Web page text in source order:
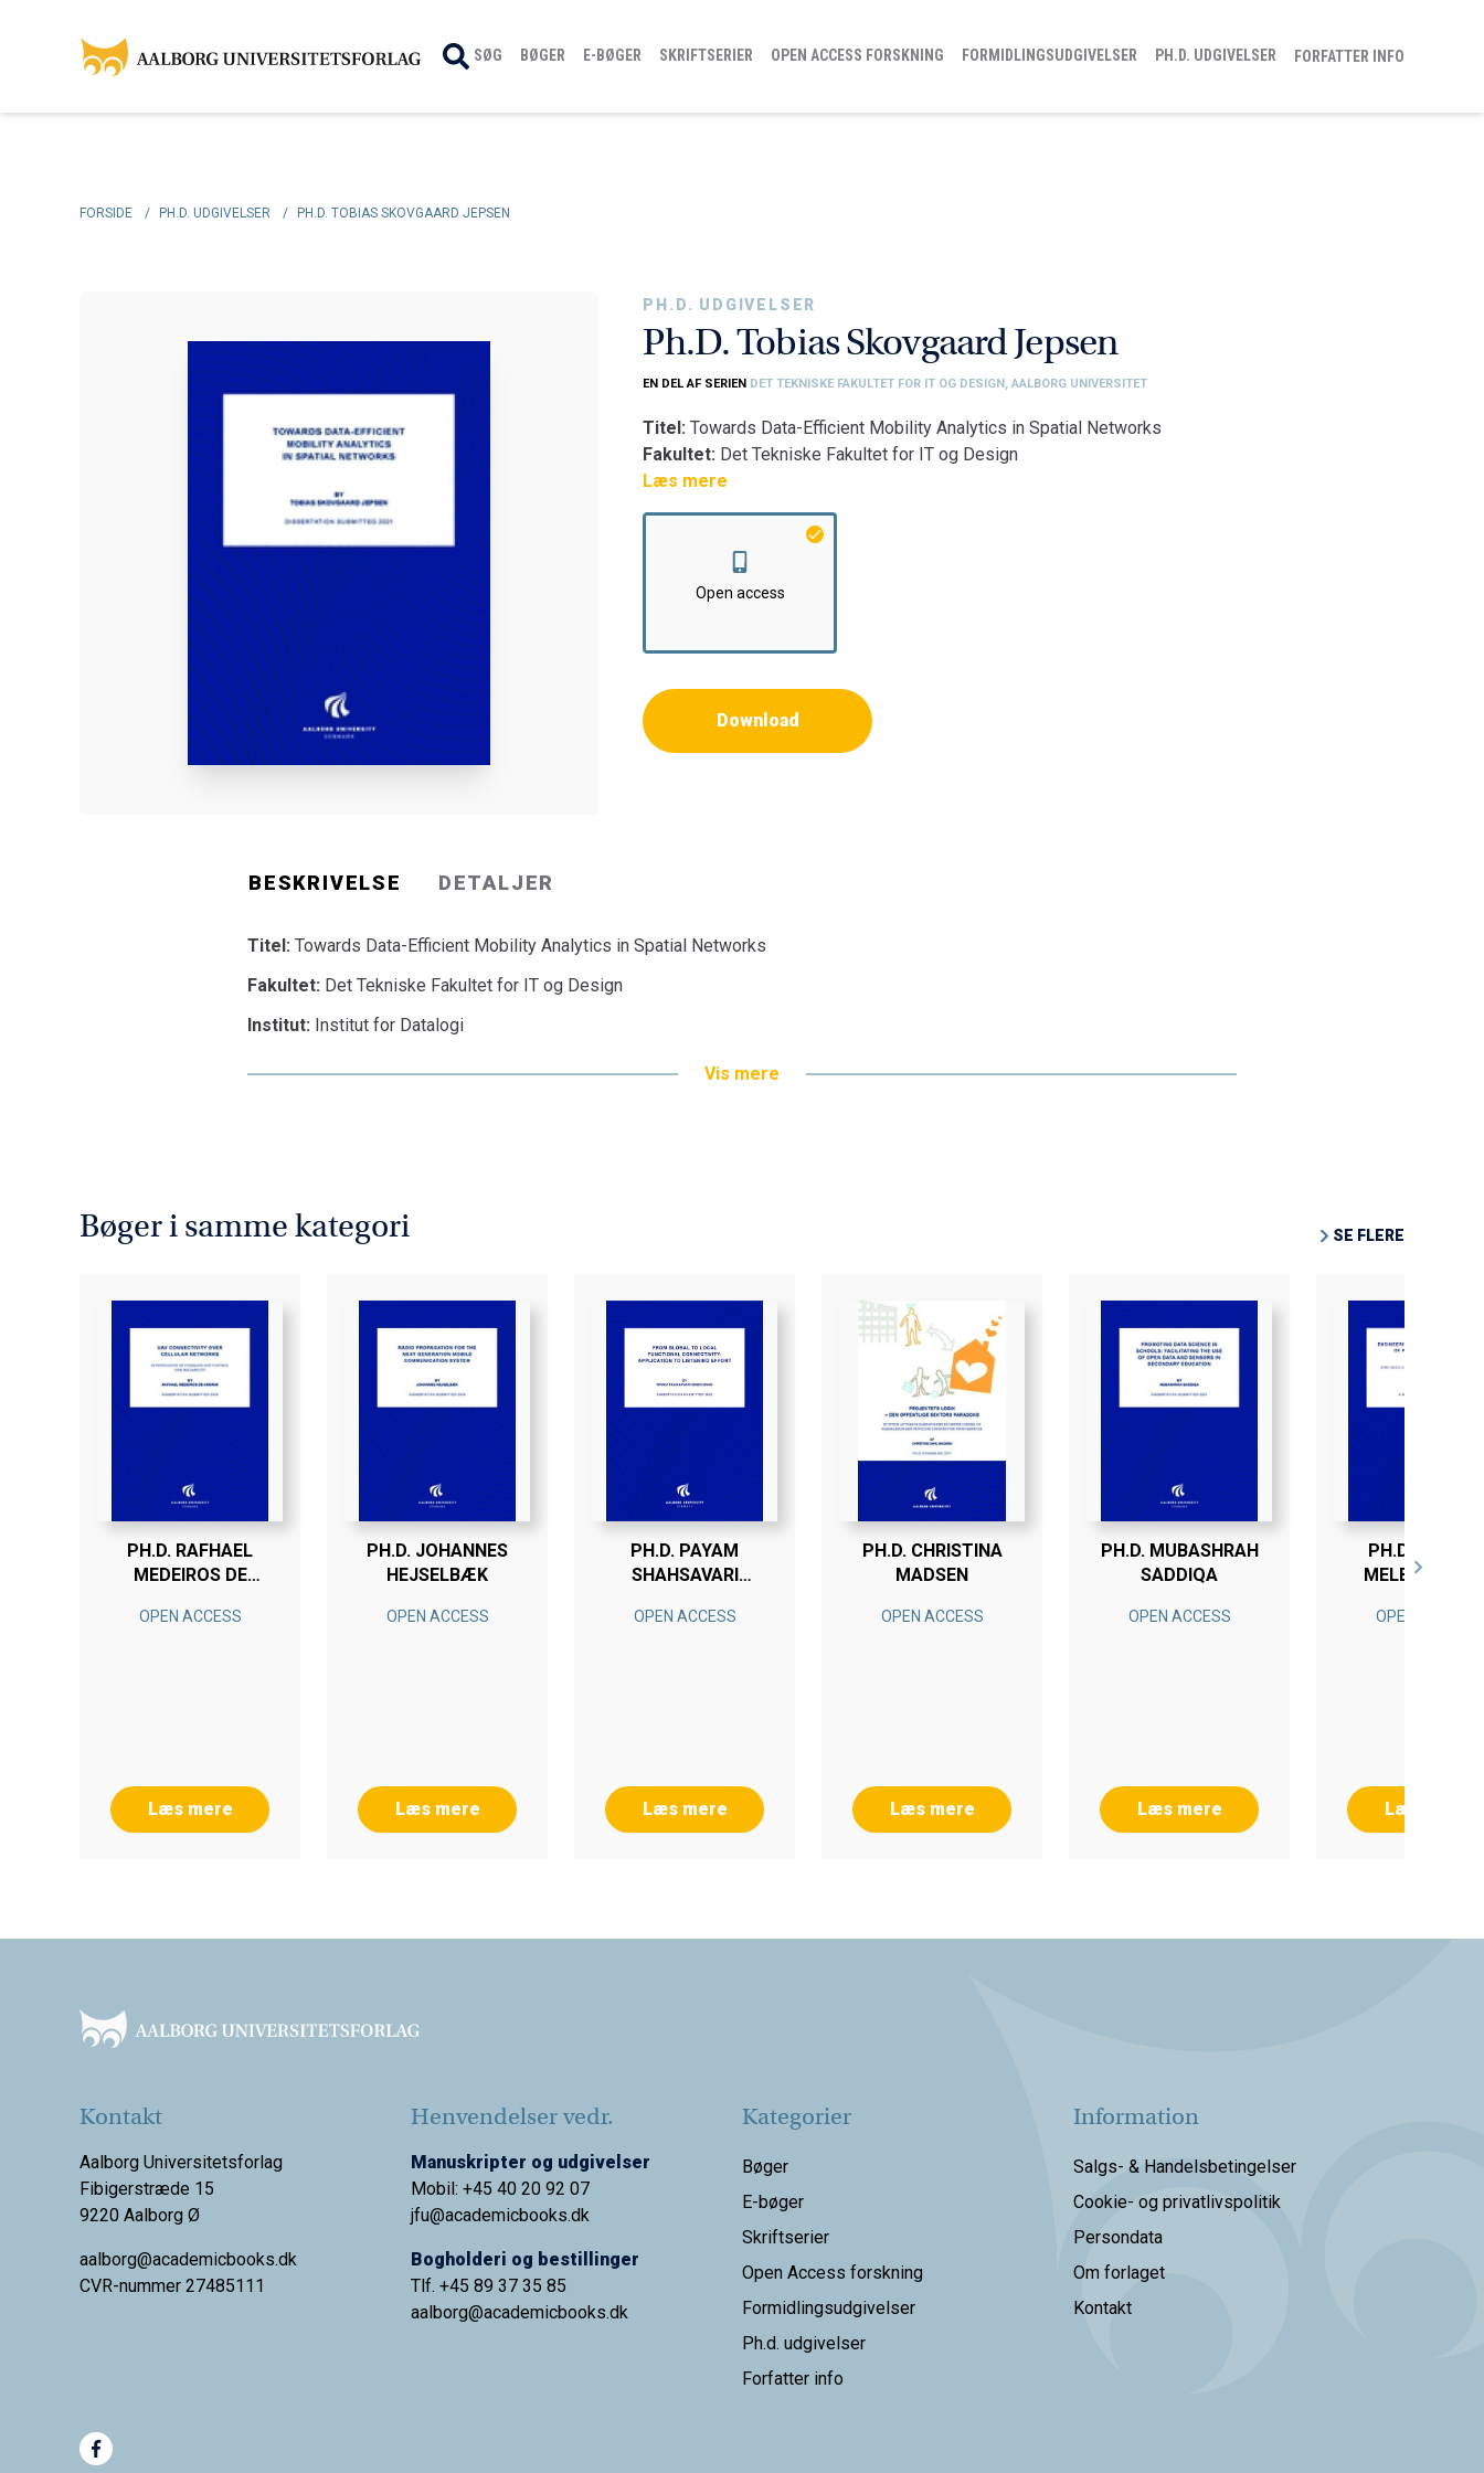
SØG BØGER E-BØGER SKRIFTSERIER OPEN ACCESS FORSKNING FORMIDLINGSUDGIVELSER PH.D. UDGIVELSER FORFATTER INFO
FORSIDE / PH.D. UDGIVELSER / PH.D. TOBIAS SKOVGAARD JEPSEN
PH.D. UDGIVELSER
Ph.D. Tobias Skovgaard Jepsen
EN DEL AF SERIEN DET TEKNISKE FAKULTET FOR IT OG DESIGN, AALBORG UNIVERSITET
Titel:Towards Data-Efficient Mobility Analytics in Spatial Networks
Fakultet: Det Tekniske Fakultet for IT og Design
Institut:Institut for Datalogi
Læs mere
Open access
Download
BESKRIVELSE DETALJER
Titel: Towards Data-Efficient Mobility Analytics in Spatial Networks
Fakultet: Det Tekniske Fakultet for IT og Design
Institut: Institut for Datalogi
Vis mere
Bøger i samme kategori SE FLERE
PH.D. RAFHAEL
MEDEIROS DE
OPEN ACCESS
Læs mere
PH.D. JOHANNES
HEJSELBÆK
OPEN ACCESS
Læs mere
PH.D. PAYAM
SHAHSAVARI
OPEN ACCESS
Læs mere
PH.D. CHRISTINA
MADSEN
OPEN ACCESS
Læs mere
PH.D. MUBASHRAH
SADDIQA
OPEN ACCESS
Læs mere
PH.D. ANDERS
MELBYE
OPEN ACCESS
Læs mere
Kontakt
Aalborg Universitetsforlag
Fibigerstræde 15
9220 Aalborg Ø
aalborg@academicbooks.dk
CVR-nummer 27485111
Henvendelser vedr.
Manuskripter og udgivelser
Mobil: +45 40 20 92 07
jfu@academicbooks.dk
Bogholderi og bestillinger
Tlf. +45 89 37 35 85
aalborg@academicbooks.dk
Kategorier
Bøger
E-bøger
Skriftserier
Open Access forskning
Formidlingsudgivelser
Ph.d. udgivelser
Forfatter info
Information
Salgs- & Handelsbetingelser
Cookie- og privatlivspolitik
Persondata
Om forlaget
Kontakt